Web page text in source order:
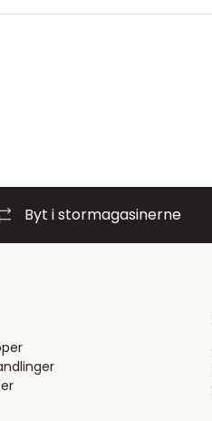
Byt i stormagasinerne